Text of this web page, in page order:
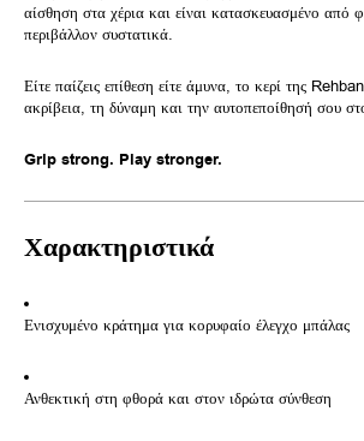
αίσθηση στα χέρια και είναι κατασκευασμένο από
περιβάλλον συστατικά.
Είτε παίζεις επίθεση είτε άμυνα, το κερί της
ακρίβεια, τη δύναμη και την αυτοπεποίθησή σου
Grip strong. Play stronger.
Χαρακτηριστικά
Ενισχυμένο κράτημα για κορυφαίο έλεγχο μπάλας
Ανθεκτική στη φθορά και στον ιδρώτα σύνθεση